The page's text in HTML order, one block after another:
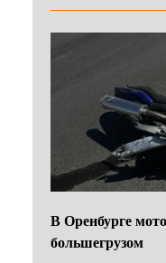
В Оренбурге
большегрузом